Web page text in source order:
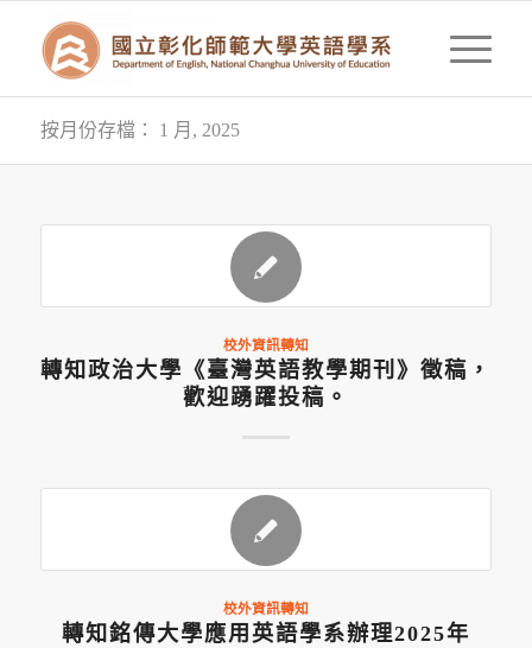
按月份存檔： 1 月, 2025
校外資訊轉知
轉知政治大學《臺灣英語教學期刊》徵稿，
歡迎踴躍投稿。
校外資訊轉知
轉知銘傳大學應用英語學系辦理2025年